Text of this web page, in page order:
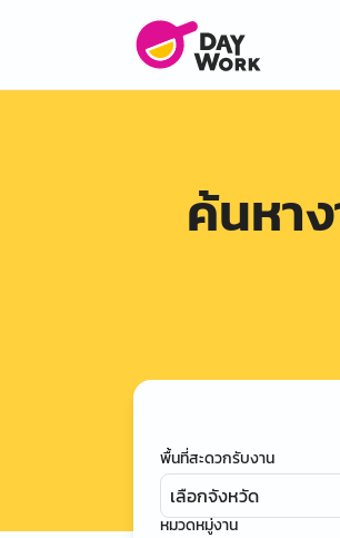
ค้นหา
พื้นที่สะดวกรับงาน
เลือกจังหวัด
หมวดหมู่งาน